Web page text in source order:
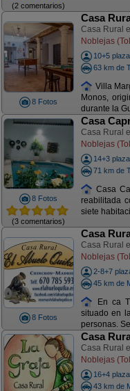
(2 comentarios)
8 Fotos
Casa
Casa Rural
Noblejas
10+5
63 km de
Villa
Monos,
durante la
8 Fotos
(3 comentarios)
Casa
Casa Rural
Noblejas
14+3
71 km de
Casa
reabilitada
siete
8 Fotos
Casa
Casa Rural
Noblejas
2-8+7
45 km de
En ca
situado en
personas.
Casa
Casa Rural
Noblejas
16+4
43 km de